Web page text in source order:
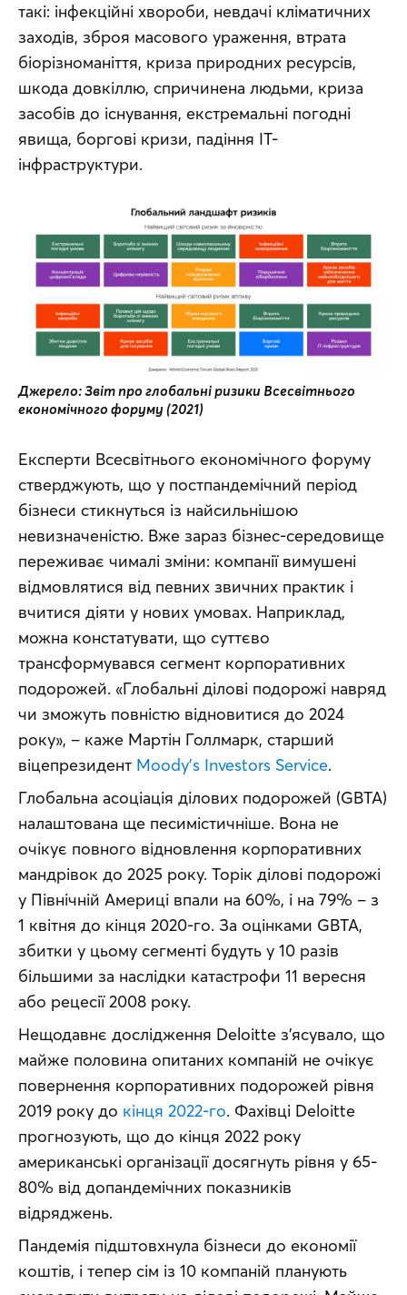
такі: інфекційні хвороби, невдачі кліматичних
заходів, зброя масового ураження, втрата
біорізноманіття, криза природних ресурсів,
шкода довкіллю, спричинена людьми, криза
засобів до існування, екстремальні погодні
явища, боргові кризи, падіння IT-
інфраструктури.
Джерело: Звіт про глобальні ризики Всесвітнього
економічного форуму (2021)
Експерти Всесвітнього економічного форуму
стверджують, що у постпандемічний період
бізнеси стикнуться із найсильнішою
невизначеністю. Вже зараз бізнес-середовище
переживає чималі зміни: компанії вимушені
відмовлятися від певних звичних практик і
вчитися діяти у нових умовах. Наприклад,
можна констатувати, що суттєво
трансформувався сегмент корпоративних
подорожей. «Глобальні ділові подорожі навряд
чи зможуть повністю відновитися до 2024
року», – каже Мартін Голлмарк, старший
віцепрезидент Moody’s Investors Service.
Глобальна асоціація ділових подорожей (GBTA)
налаштована ще песимістичніше. Вона не
очікує повного відновлення корпоративних
мандрівок до 2025 року. Торік ділові подорожі
у Північній Америці впали на 60%, і на 79% – з
1 квітня до кінця 2020-го. За оцінками GBTA,
збитки у цьому сегменті будуть у 10 разів
більшими за наслідки катастрофи 11 вересня
або рецесії 2008 року.
Нещодавнє дослідження Deloitte з’ясувало, що
майже половина опитаних компаній не очікує
повернення корпоративних подорожей рівня
2019 року до кінця 2022-го. Фахівці Deloitte
прогнозують, що до кінця 2022 року
американські організації досягнуть рівня у 65-
80% від допандемічних показників
відряджень.
Пандемія підштовхнула бізнеси до економії
коштів, і тепер сім із 10 компаній планують